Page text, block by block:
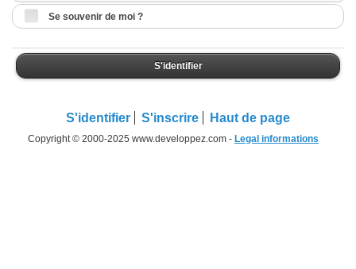
Se souvenir de moi ?
S'identifier
S'identifier S'inscrire Haut de page
Copyright © 2000-2025 www.developpez.com - Legal informations